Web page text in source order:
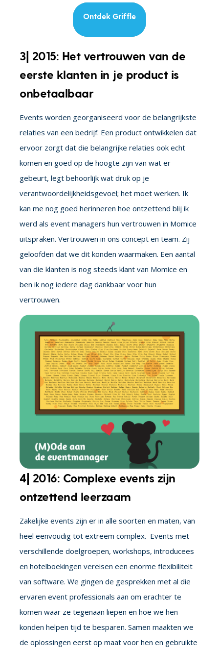
Ontdek Griffle
3| 2015: Het vertrouwen van de
eerste klanten in je product is
onbetaalbaar
Events worden georganiseerd voor de belangrijkste
relaties van een bedrijf. Een product ontwikkelen dat
ervoor zorgt dat die belangrijke relaties ook echt
komen en goed op de hoogte zijn van wat er
gebeurt, legt behoorlijk wat druk op je
verantwoordelijkheidsgevoel; het moet werken. Ik
kan me nog goed herinneren hoe ontzettend blij ik
werd als event managers hun vertrouwen in Momice
uitspraken. Vertrouwen in ons concept en team. Zij
geloofden dat we dit konden waarmaken. Een aantal
van die klanten is nog steeds klant van Momice en
ben ik nog iedere dag dankbaar voor hun
vertrouwen.
4| 2016: Complexe events zijn
ontzettend leerzaam
Zakelijke events zijn er in alle soorten en maten, van
heel eenvoudig tot extreem complex. Events met
verschillende doelgroepen, workshops, introducees
en hotelboekingen vereisen een enorme flexibiliteit
van software. We gingen de gesprekken met al die
ervaren event professionals aan om erachter te
komen waar ze tegenaan liepen en hoe we hen
konden helpen tijd te besparen. Samen maakten we
de oplossingen eerst op maat voor hen en gebruikte